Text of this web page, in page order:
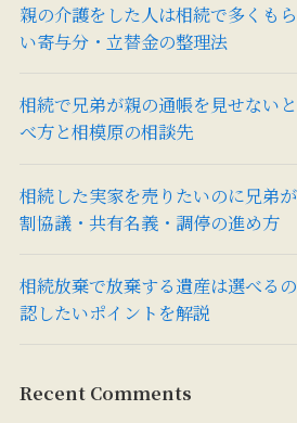
親の介護をした人は相続で多くも
い寄与分・立替金の整理法
相続で兄弟が親の通帳を見せない
べ方と相模原の相談先
相続した実家を売りたいのに兄弟
割協議・共有名義・調停の進め方
相続放棄で放棄する遺産は選べる
認したいポイントを解説
Recent Comments